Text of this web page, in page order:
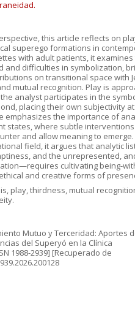
this article reflects on
superego formations in
with adult patients, it examines
and difficulties in symbolization,
on transitional space with
mutual recognition. Play is
analyst participates in the
placing their own subjectivity
emphasizes the importance of
states, where subtle
and allow meaning to emerge.
field, it argues that analytic
and the unrepresented,
cultivating being-
and creative forms of
play, thirdness, mutual
Mutuo y Terceridad: Aportes
del Superyó en la Clínica
1988-2939] [Recuperado de